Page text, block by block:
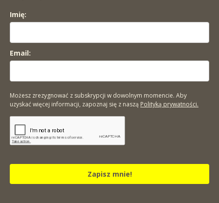
Imię:
Email:
Możesz zrezygnować z subskrypcji w dowolnym momencie. Aby
uzyskać więcej informacji, zapoznaj się z naszą Polityką prywatności.
Zapisz mnie!